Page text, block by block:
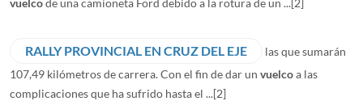
vuelcode una camioneta Ford debido a la rotura de un ... [2]
RALLY PROVINCIAL EN CRUZ DEL EJE
las que sumarán
107,49 kilómetros de carrera. Con el fin de dar un vuelcoa las
complicaciones que ha sufrido hasta el ...[2]